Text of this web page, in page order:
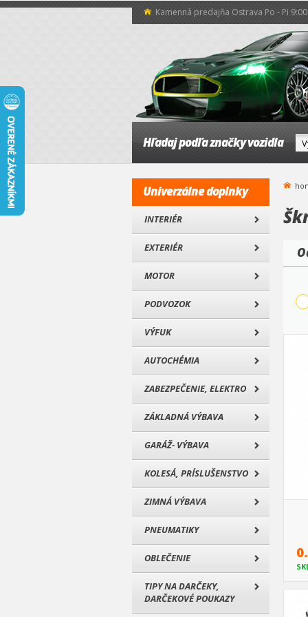
Kamenná predajňa Ostrava Po - Pi
Hľadaj podľa značky vozidla
Univerzálne doplnky
INTERIÉR
EXTERIÉR
MOTOR
PODVOZOK
VÝFUK
AUTOCHÉMIA
ZABEZPEČENIE, ELEKTRO
ZÁKLADNÁ VÝBAVA
GARÁŽ- VÝBAVA
KOLESÁ, PRÍSLUŠENSTVO
ZIMNÁ VÝBAVA
PNEUMATIKY
OBLEČENIE
TIPY NA DARČEKY,
DARČEKOVÉ POUKAZY